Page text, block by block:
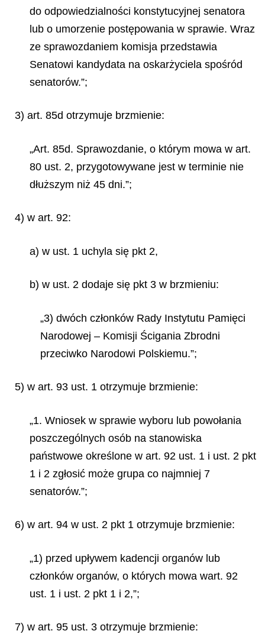
do odpowiedzialności konstytucyjnej senatora
lub o umorzenie postępowania w sprawie. Wraz
ze sprawozdaniem komisja przedstawia
Senatowi kandydata na oskarżyciela spośród
senatorów.”;
3) art. 85d otrzymuje brzmienie:
„Art. 85d. Sprawozdanie, o którym mowa w art.
80 ust. 2, przygotowywane jest w terminie nie
dłuższym niż 45 dni.”;
4) w art. 92:
a) w ust. 1 uchyla się pkt 2,
b) w ust. 2 dodaje się pkt 3 w brzmieniu:
„3) dwóch członków Rady Instytutu Pamięci
Narodowej – Komisji Ścigania Zbrodni
przeciwko Narodowi Polskiemu.”;
5) w art. 93 ust. 1 otrzymuje brzmienie:
„1. Wniosek w sprawie wyboru lub powołania
poszczególnych osób na stanowiska
państwowe określone w art. 92 ust. 1 i ust. 2 pkt
1 i 2 zgłosić może grupa co najmniej 7
senatorów.”;
6) w art. 94 w ust. 2 pkt 1 otrzymuje brzmienie:
„1) przed upływem kadencji organów lub
członków organów, o których mowa wart. 92
ust. 1 i ust. 2 pkt 1 i 2,”;
7) w art. 95 ust. 3 otrzymuje brzmienie: